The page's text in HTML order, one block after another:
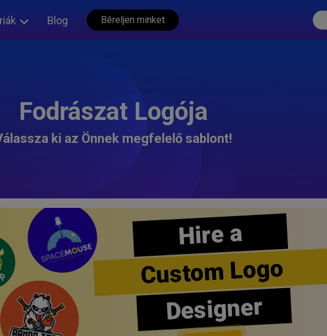
Blog Béreljen minket
Fodrászat Logója
ki az Önnek megfelelő sablont!
Hire a
Custom Logo
Designer